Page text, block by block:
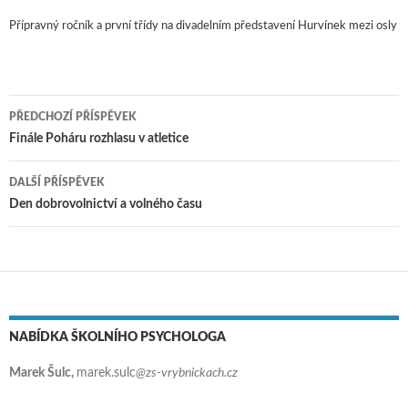
Přípravný ročník a první třídy na divadelním představení Hurvínek mezi osly
Navigace pro příspěvky
PŘEDCHOZÍ PŘÍSPĚVEK
Finále Poháru rozhlasu v atletice
DALŠÍ PŘÍSPĚVEK
Den dobrovolnictví a volného času
NABÍDKA ŠKOLNÍHO PSYCHOLOGA
Marek Šulc, marek.sulc@zs-vrybnickach.cz